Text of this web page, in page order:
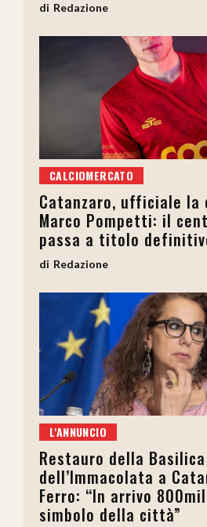
Redazione
CALCIOMERCATO
Catanzaro, ufficiale la
Marco Pompetti: il
passa a titolo
Redazione
L'ANNUNCIO
Restauro della Basilica
dell’Immacolata a
Ferro: “In arrivo
simbolo della città”